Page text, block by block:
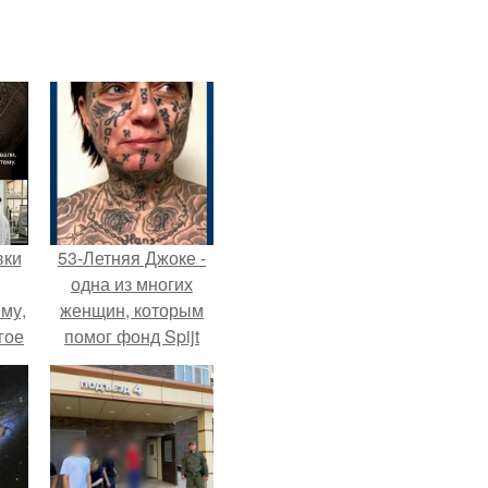
53-Летняя Джоке -
одна из многих
женщин, которым
помог фонд Spijt
van Tattoo,
основанный в
Роттердаме.